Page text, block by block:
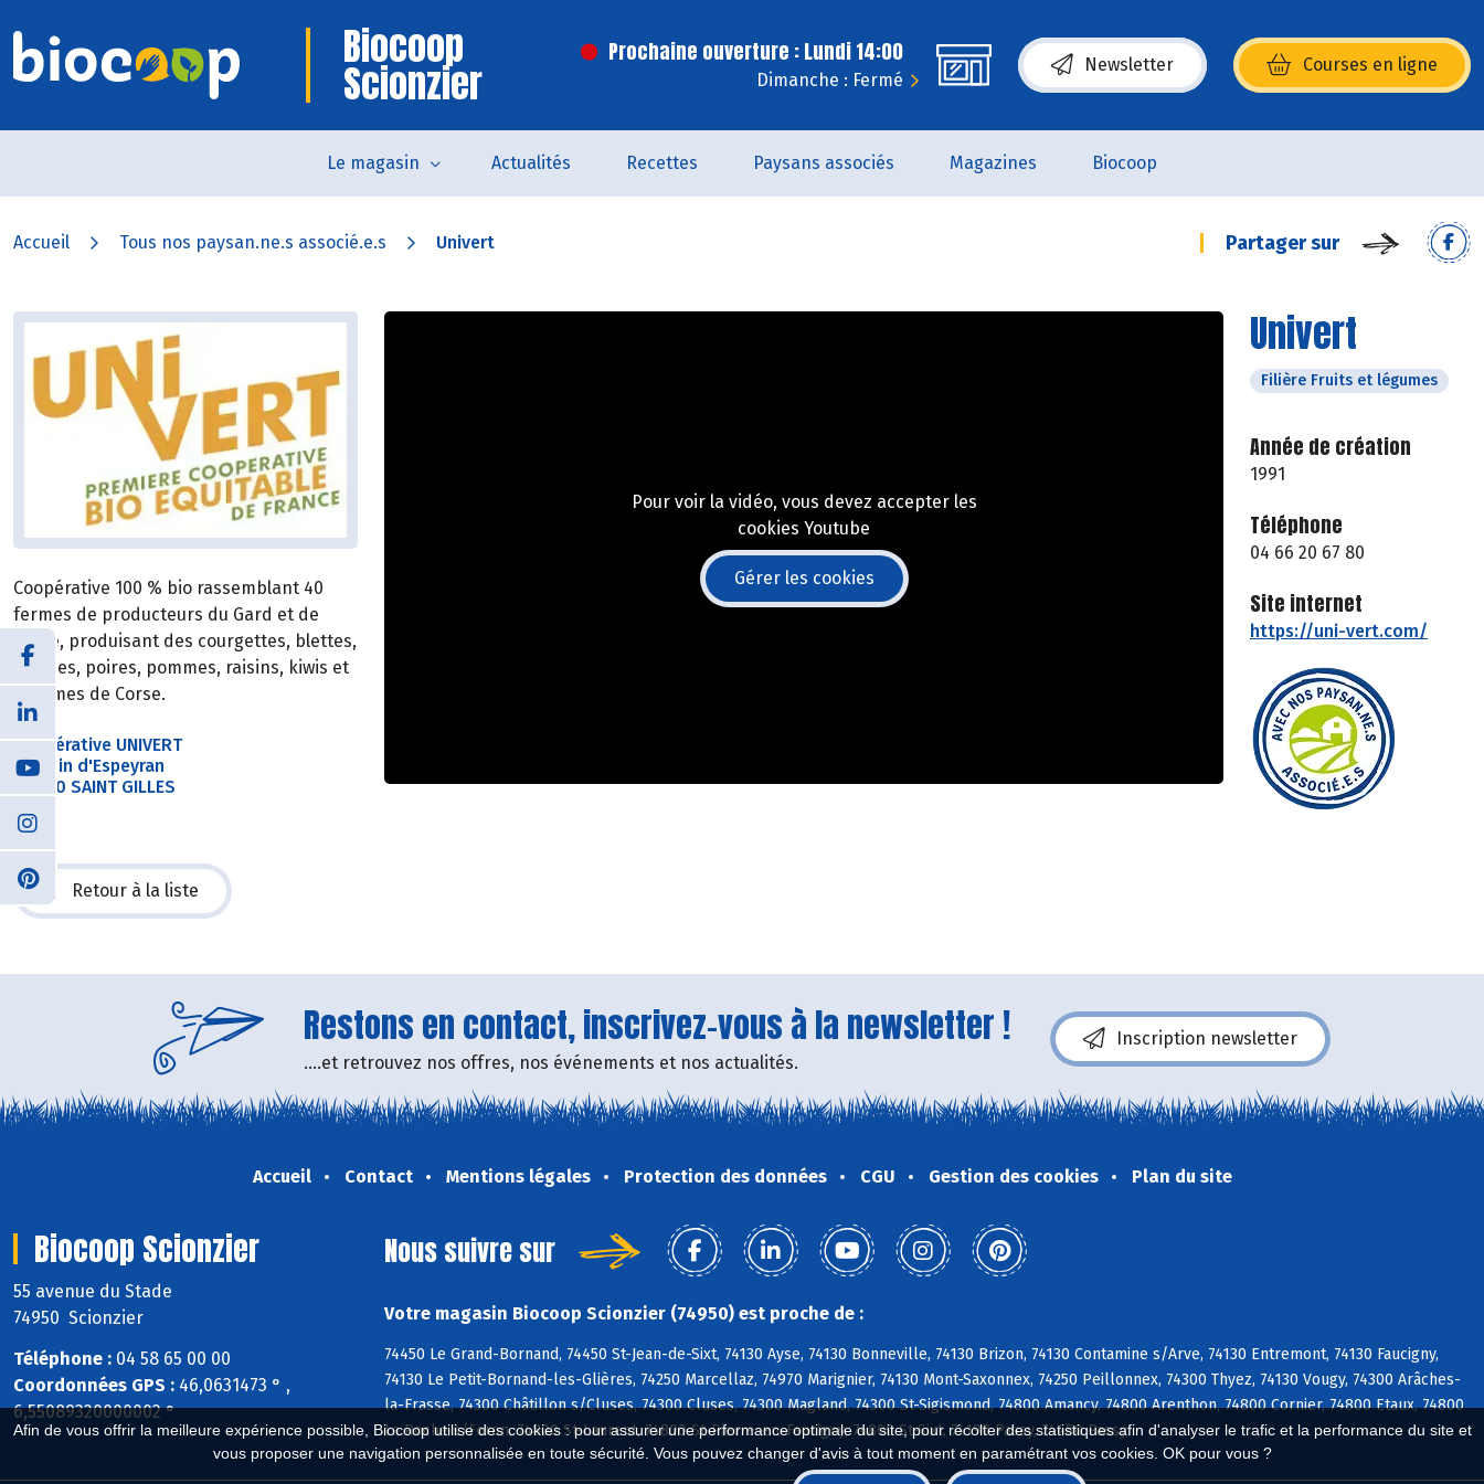
Afin de vous offrir la meilleure expérience possible, Biocoop utilise des cookies : pour assurer une performance optimale du site, pour récolter des statistiques afin d'analyser le trafic et la performance du site et
vous proposer une navigation personnalisée en toute sécurité. Vous pouvez changer d'avis à tout moment en paramétrant vos cookies. OK pour vous ?
Biocoop
Scionzier
Prochaine ouverture : Lundi 14:00
Dimanche : Fermé
Newsletter Courses en ligne
(s’ouvre dans une nouvelle fenêtre)
Le magasin Actualités Recettes Paysans associés Magazines Biocoop
Accueil Tous nos paysan.ne.s associé.e.s Univert Partager sur
Univert
Filière Fruits et légumes
Année de création
1991
Téléphone
04 66 20 67 80
Site internet
https://uni-vert.com/
Coopérative 100 % bio rassemblant 40
fermes de producteurs du Gard et de
Corse, produisant des courgettes, blettes,
salades, poires, pommes, raisins, kiwis et
agrumes de Corse.
Coopérative UNIVERT
Chemin d'Espeyran
30800 SAINT GILLES
Pour voir la vidéo, vous devez accepter les
cookies Youtube
Gérer les cookies
Retour à la liste
Restons en contact, inscrivez-vous à la newsletter !
....et retrouvez nos offres, nos événements et nos actualités.
Inscription newsletter
Accueil Contact Mentions légales Protection des données CGU Gestion des cookies Plan du site
Biocoop Scionzier
55 avenue du Stade
74950 Scionzier
Téléphone : 04 58 65 00 00
Coordonnées GPS : 46,0631473 ° ,
6,55089320000002 °
Nous suivre sur
Votre magasin Biocoop Scionzier (74950) est proche de :
74450 Le Grand-Bornand, 74450 St-Jean-de-Sixt, 74130 Ayse, 74130 Bonneville, 74130 Brizon, 74130 Contamine s/Arve, 74130 Entremont, 74130 Faucigny,
74130 Le Petit-Bornand-les-Glières, 74250 Marcellaz, 74970 Marignier, 74130 Mont-Saxonnex, 74250 Peillonnex, 74300 Thyez, 74130 Vougy, 74300 Arâches-
la-Frasse, 74300 Châtillon s/Cluses, 74300 Cluses, 74300 Magland, 74300 St-Sigismond, 74800 Amancy, 74800 Arenthon, 74800 Cornier, 74800 Etaux, 74800
La Roche s/Foron, 74800 St-Laurent, 74800 St-Pierre-en-Faucigny, 74800 St-Sixt, 74190 Passy, 74480 Passy